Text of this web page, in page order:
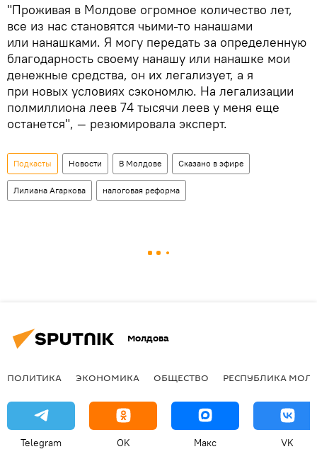
"Проживая в Молдове огромное количество лет,
все из нас становятся чьими-то нанашами
или нанашками. Я могу передать за определенную
благодарность своему нанашу или нанашке мои
денежные средства, он их легализует, а я
при новых условиях сэкономлю. На легализации
полмиллиона леев 74 тысячи леев у меня еще
останется", — резюмировала эксперт.
Подкасты Новости В Молдове Сказано в эфире
Лилиана Агаркова налоговая реформа
Молдова
ПОЛИТИКА ЭКОНОМИКА ОБЩЕСТВО РЕСПУБЛИКА
Telegram OK Макс VK